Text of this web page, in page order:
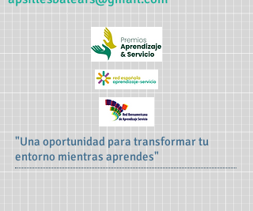
"Una oportunidad para transformar tu
entorno mientras aprendes"